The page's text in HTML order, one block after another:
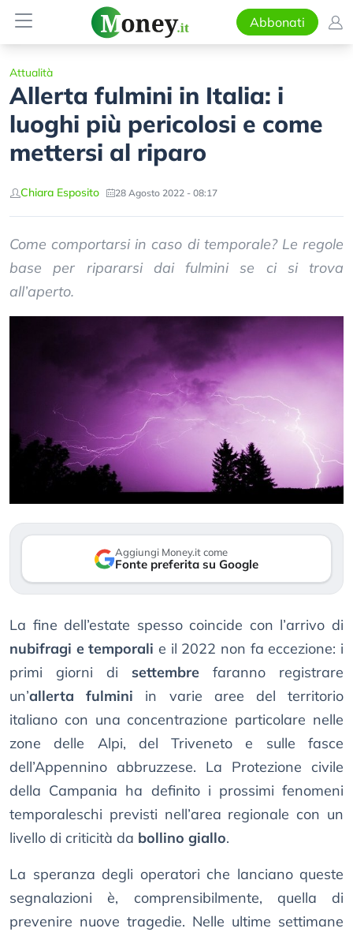
Abbonati
Attualità
Allerta fulmini in Italia: i
luoghi più pericolosi e come
mettersi al riparo
Chiara Esposito 28 Agosto 2022 - 08:17
Come comportarsi in caso di temporale? Le regole
base per ripararsi dai fulmini se ci si trova
all’aperto.
Aggiungi Money.it come
Fonte preferita su Google
La fine dell’estate spesso coincide con l’arrivo di
nubifragi e temporali e il 2022 non fa eccezione: i
primi giorni di settembre faranno registrare
un’allerta fulmini in varie aree del territorio
italiano con una concentrazione particolare nelle
zone delle Alpi, del Triveneto e sulle fasce
dell’Appennino abbruzzese. La Protezione civile
della Campania ha definito i prossimi fenomeni
temporaleschi previsti nell’area regionale con un
livello di criticità da bollino giallo.
La speranza degli operatori che lanciano queste
segnalazioni è, comprensibilmente, quella di
prevenire nuove tragedie. Nelle ultime settimane